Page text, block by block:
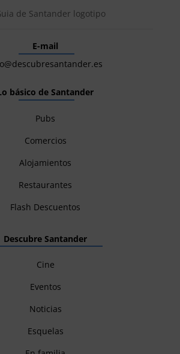
E-mail
básico de Santander
Pubs
Comercios
Alojamientos
Restaurantes
Flash Descuentos
Descubre Santander
Cine
Eventos
Noticias
Esquelas